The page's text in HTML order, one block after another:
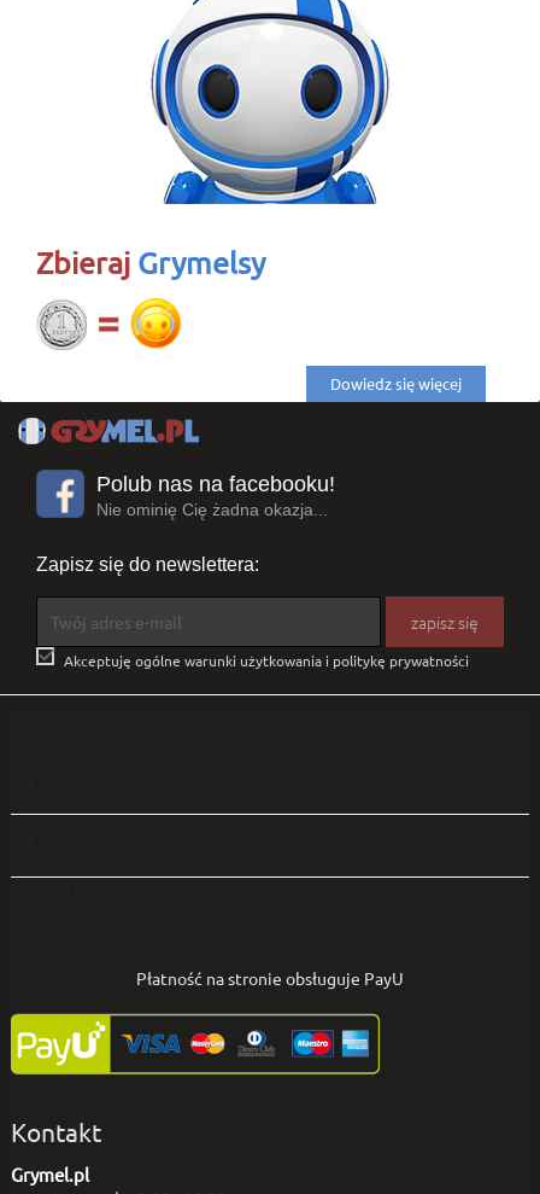
Zbieraj Grymelsy
Dowiedz się więcej
Polub nas na facebooku!
Nie ominię Cię żadna okazja...
Zapisz się do newslettera:
 Akceptuję ogólne warunki użytkowania i politykę prywatności
Płatność na stronie obsługuje PayU
Kontakt
Grymel.pl